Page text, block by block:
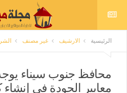
الرئيسية الارشيف غير مصنف
محافظ جنوب سيناء يوجه
معايير الجودة في